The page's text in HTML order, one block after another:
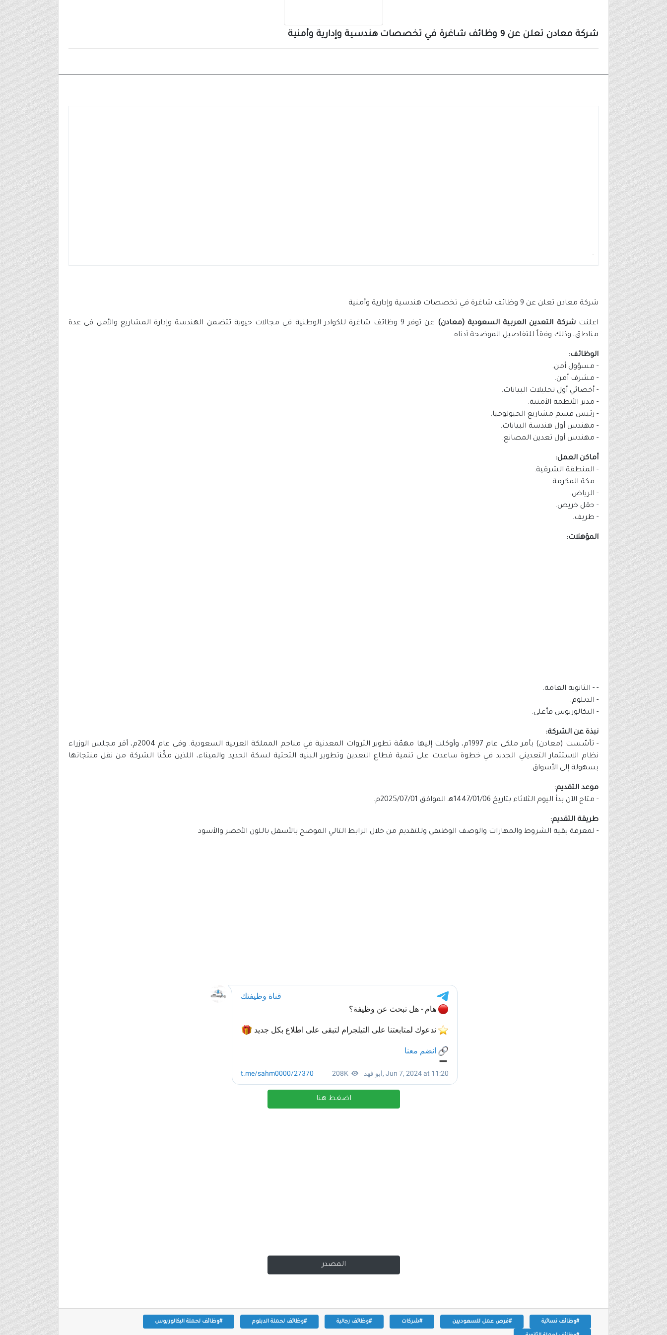
شركة معادن تعلن عن 9 وظائف شاغرة في تخصصات هندسية وإدارية وأمنية
-
شركة معادن تعلن عن 9 وظائف شاغرة في تخصصات هندسية وإدارية وأمنية
اعلنتشركة التعدين العربية السعودية (معادن)
عن توفر 9 وظائف شاغرة للكوادر الوطنية في مجالات حيوية تتضمن الهندسة وإدارة المشاريع والأمن في عدة
مناطق، وذلك وفقاً للتفاصيل الموضحة أدناه.
الوظائف:
- مسؤول أمن.
- مشرف أمن.
- أخصائي أول تحليلات البيانات.
- مدير الأنظمة الأمنية.
- رئيس قسم مشاريع الجيولوجيا.
- مهندس أول هندسة البيانات.
- مهندس أول تعدين المصانع.
أماكن العمل:
- المنطقة الشرقية.
- مكة المكرمة.
- الرياض.
- حقل خريص.
- طريف.
المؤهلات:
- - الثانوية العامة.
- الدبلوم.
- البكالوريوس فأعلى.
نبذة عن الشركة:
- تأسّست (معادن) بأمر ملكي عام 1997م، وأوكلت إليها مهمّة تطوير الثروات المعدنية في مناجم المملكة العربية السعودية. وفي عام 2004م، أقر مجلس الوزراء
نظام الاستثمار التعديني الجديد في خطوة ساعدت على تنمية قطاع التعدين وتطوير البنية التحتية لسكة الحديد والميناء، اللذين مكّنا الشركة من نقل منتجاتها
بسهولة إلى الأسواق.
موعد التقديم:
- متاح الآن بدأ اليوم الثلاثاء بتاريخ 1447/01/06هـ الموافق 2025/07/01م.
طريقة التقديم:
- لمعرفة بقية الشروط والمهارات والوصف الوظيفي وللتقديم من خلال الرابط التالي الموضح بالأسفل باللون الأخضر والأسود
اضغط هنا
المصدر
#وظائف نسائية #فرص عمل للسعوديين #شركات #وظائف رجالية #وظائف لحملة الدبلوم #وظائف لحملة البكالوريوس